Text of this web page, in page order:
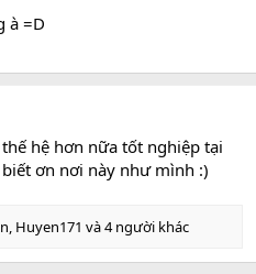
à =D
hệ hơn nữa tốt nghiệp tại
ơn nơi này như mình :)
, Huyen171 và 4 người khác